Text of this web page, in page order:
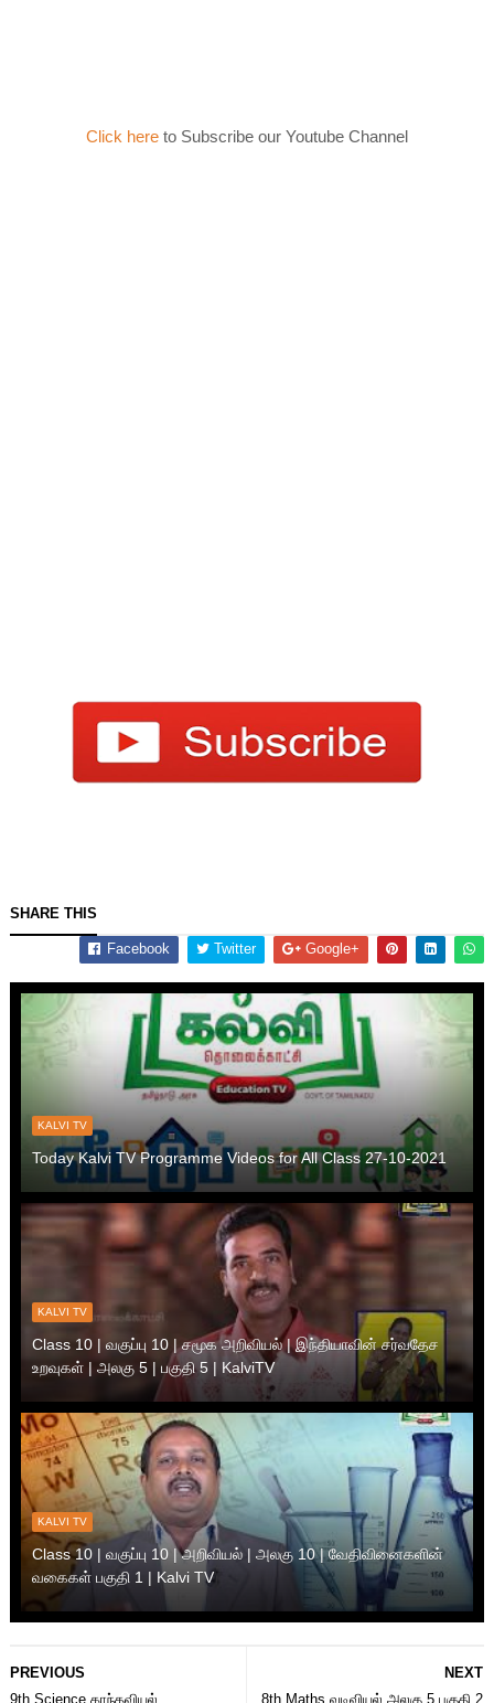
Click here to Subscribe our Youtube Channel
SHARE THIS
Facebook Twitter Google+
KALVI TV
Today Kalvi TV Programme Videos for All Class 27-10-2021
KALVI TV
Class 10 | வகுப்பு 10 | சமூக அறிவியல் | இந்தியாவின் சர்வதேச
உறவுகள் | அலகு 5 | பகுதி 5 | KalviTV
KALVI TV
Class 10 | வகுப்பு 10 | அறிவியல் | அலகு 10 | வேதிவினைகளின்
வகைகள் பகுதி 1 | Kalvi TV
NEXT
8th Maths வடிவியல் அலகு 5 பகுதி 2
PREVIOUS
9th Science காந்தவியல்,